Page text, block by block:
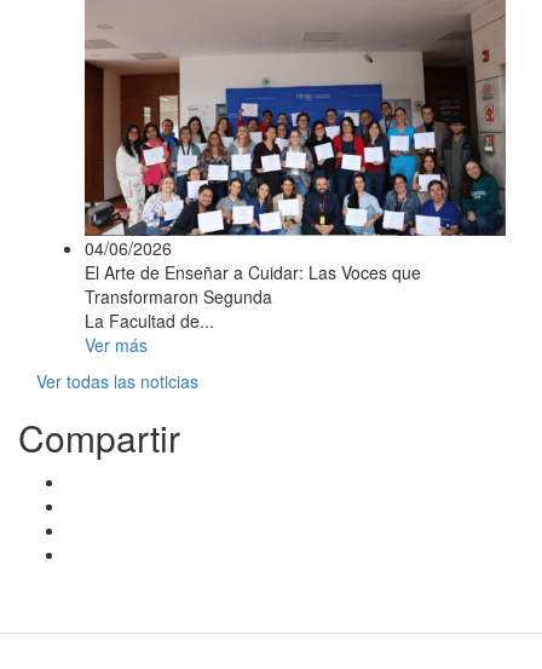
04/06/2026
El Arte de Enseñar a Cuidar: Las Voces que
Transformaron Segunda
La Facultad de...
Ver más
Ver todas las noticias
Compartir